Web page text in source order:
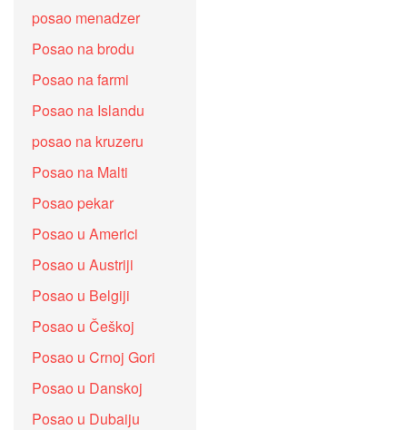
posao menadzer
Posao na brodu
Posao na farmi
Posao na Islandu
posao na kruzeru
Posao na Malti
Posao pekar
Posao u Americi
Posao u Austriji
Posao u Belgiji
Posao u Češkoj
Posao u Crnoj Gori
Posao u Danskoj
Posao u Dubaiju